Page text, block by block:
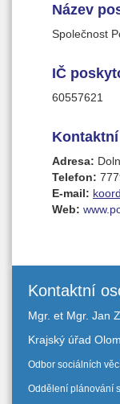
Název
Společnost
IČ
60557621
Adresa:
Telefon:
E-mail:
Web:
Kontaktní
Mgr. et Mgr. Jan
Krajský úřad
Odbor sociálních
Oddělení plánování